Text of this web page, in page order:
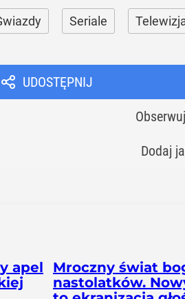
Seriale
UDOSTĘPNIJ
Dodaj
apel
Mroczny świat
nastolatków.